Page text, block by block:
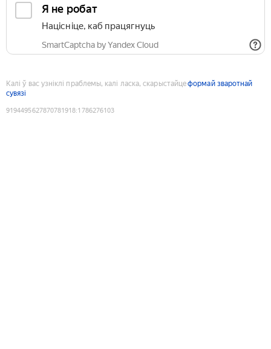
Я не робат
Націсніце, каб працягнуць
SmartCaptcha by Yandex Cloud
Калі ў вас узніклі праблемы, калі ласка, скарыстайцеформай зваротнай
сувязі
9194495627870781918:1786276103